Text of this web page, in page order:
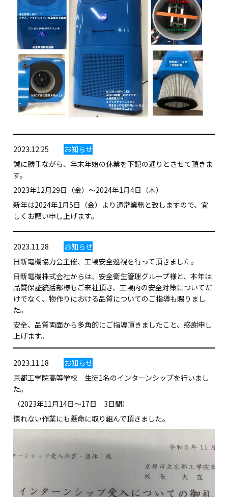
2023.12.25
お知らせ
誠に勝手ながら、年末年始の休業を下記の通りとさせて頂きま
す。
2023年12月29日（金）～2024年1月4日（木）
新年は2024年1月5日（金）より通常業務と致しますので、宜
しくお願い申し上げます。
2023.11.28
お知らせ
日新電機協力会主催、工場安全巡視を行って頂きました。
日新電機株式会社からは、安全衛生管理グループ様と、本年は
品質保証統括部様もご来社頂き、工場内の安全対策についてだ
けでなく、物作りにおける品質についてのご指導も賜りまし
た。
安全、品質両面から多角的にご指導頂きましたこと、感謝申し
上げます。
2023.11.18
お知らせ
京都工学院高等学校 生徒1名のインターンシップを行いまし
た。
（2023年11月14日～17日 3日間）
慣れない作業にも懸命に取り組んで頂きました。